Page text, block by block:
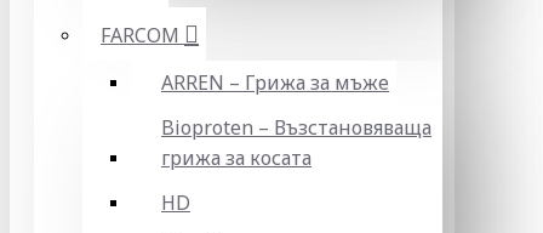
FARCOM
ARREN – Грижа за мъже
Bioproten – Възстановяваща
грижа за косата
HD